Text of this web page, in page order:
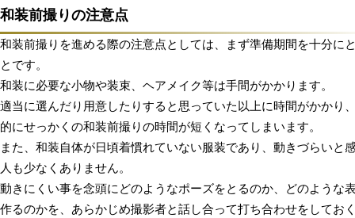
和装前撮りの注意点
和装前撮りを進める際の注意点としては、まず準備期間を十分に
とです。
和装に必要な小物や装束、ヘアメイク等は手間がかかります。
適当に選んだり用意したりすると思っていた以上に時間がかかり
的にせっかくの和装前撮りの時間が短くなってしまいます。
また、和装自体が日頃着慣れていない服装であり、動きづらいと
人も少なくありません。
動きにくい事を念頭にどのようなポーズをとるのか、どのような
作るのかを、あらかじめ撮影者と話し合って打ち合わせをしてお